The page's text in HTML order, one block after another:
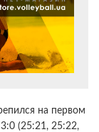
на первом
(25:21, 25:22,